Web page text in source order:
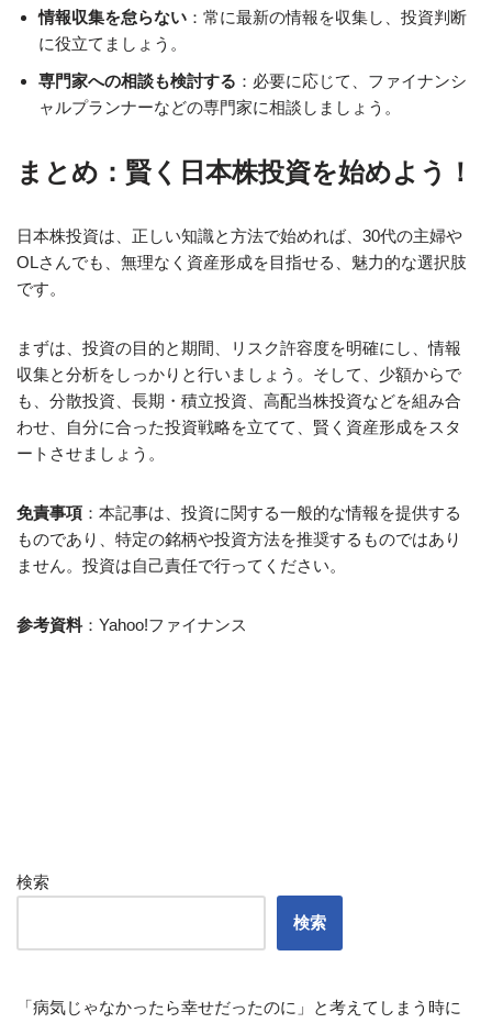
情報収集を怠らない ：常に最新の情報を収集し、投資判断
に役立てましょう。
専門家への相談も検討する ：必要に応じて、ファイナンシ
ャルプランナーなどの専門家に相談しましょう。
まとめ：賢く日本株投資を始めよう！
日本株投資は、正しい知識と方法で始めれば、30代の主婦や
OLさんでも、無理なく資産形成を目指せる、魅力的な選択肢
です。
まずは、投資の目的と期間、リスク許容度を明確にし、情報
収集と分析をしっかりと行いましょう。そして、少額からで
も、分散投資、長期・積立投資、高配当株投資などを組み合
わせ、自分に合った投資戦略を立てて、賢く資産形成をスタ
ートさせましょう。
免責事項 ：本記事は、投資に関する一般的な情報を提供する
ものであり、特定の銘柄や投資方法を推奨するものではあり
ません。投資は自己責任で行ってください。
参考資料：Yahoo!ファイナンス
検索
検索
「病気じゃなかったら幸せだったのに」と考えてしまう時に